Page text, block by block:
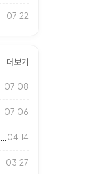
07.22
더보기
07.08
07.06
04.14
03.27